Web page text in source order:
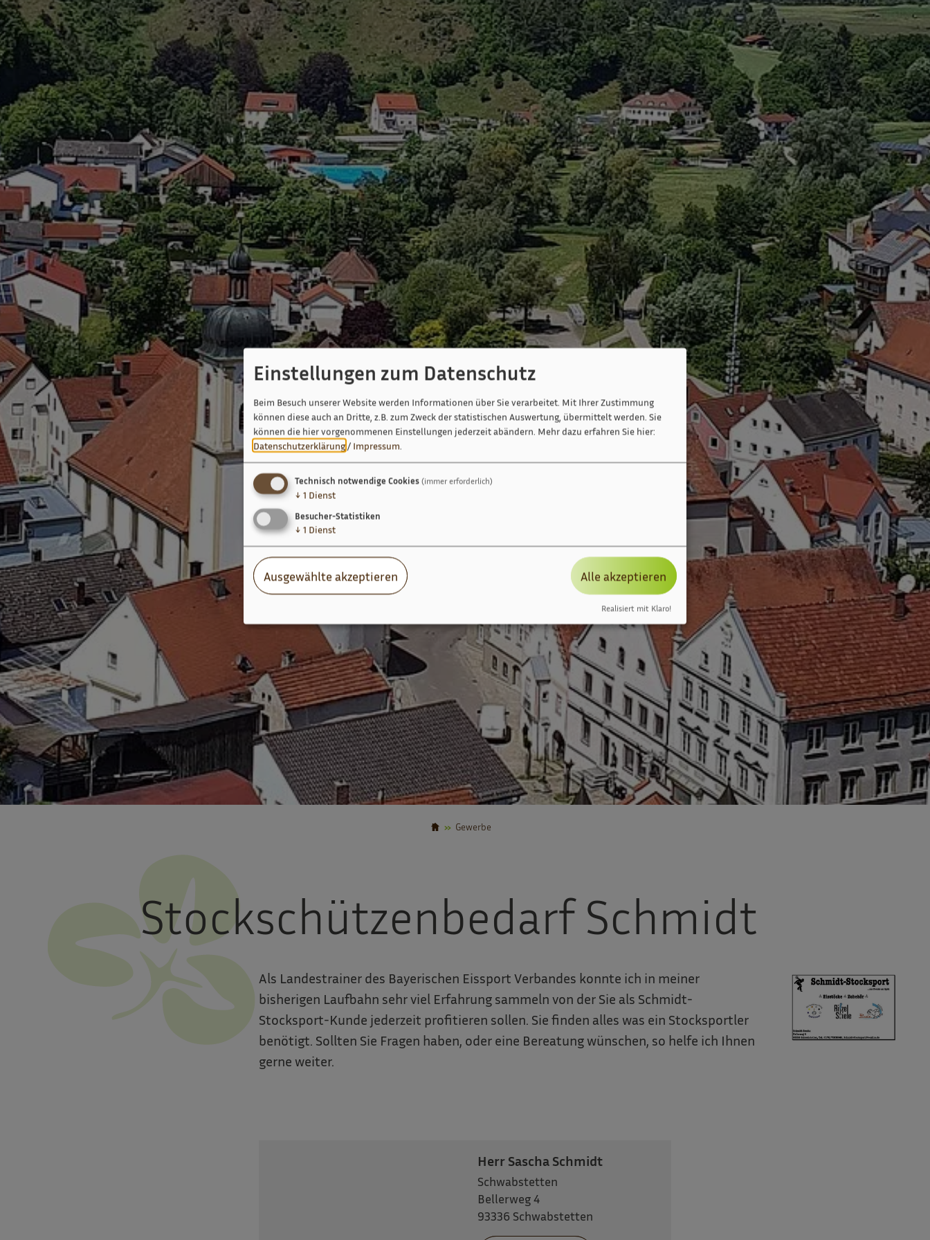
Gewerbe
Stockschützenbedarf Schmidt
Als Landestrainer des Bayerischen Eissport Verbandes konnte ich in meiner
bisherigen Laufbahn sehr viel Erfahrung sammeln von der Sie als Schmidt-
Stocksport-Kunde jederzeit profitieren sollen. Sie finden alles was ein Stocksportler
benötigt. Sollten Sie Fragen haben, oder eine Bereatung wünschen, so helfe ich Ihnen
gerne weiter.
Herr Sascha Schmidt
Schwabstetten
Bellerweg 4
93336 Schwabstetten
Einstellungen zum Datenschutz
Beim Besuch unserer Website werden Informationen über Sie verarbeitet. Mit Ihrer Zustimmung
können diese auch an Dritte, z.B. zum Zweck der statistischen Auswertung, übermittelt werden. Sie
können die hier vorgenommenen Einstellungen jederzeit abändern. Mehr dazu erfahren Sie hier:
Datenschutzerklärung / Impressum
Technisch notwendige Cookies (immer erforderlich)
↓ 1 Dienst
Besucher-Statistiken
↓ 1 Dienst
Ausgewählte akzeptieren Alle akzeptieren
Realisiert mit Klaro!